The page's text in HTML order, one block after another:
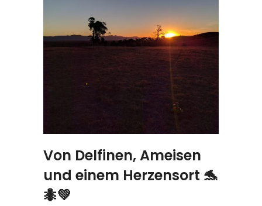
Von Delfinen, Ameisen
und einem Herzensort 🐬
🐜💚